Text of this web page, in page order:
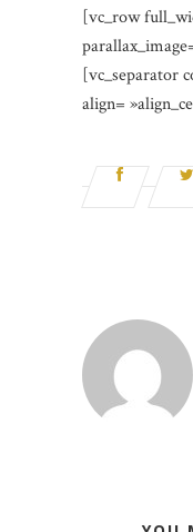
[vc_row
[vc_separator
align=